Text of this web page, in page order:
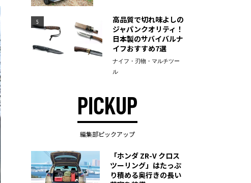
5
高品質で切れ味よしの
ジャパンクオリティ！
日本製のサバイバルナ
イフおすすめ7選
ナイフ・刃物・マルチツー
ル
PICKUP
編集部ピックアップ
「ホンダ ZR-V クロス
ツーリング」はたっぷ
り積める奥行きの長い